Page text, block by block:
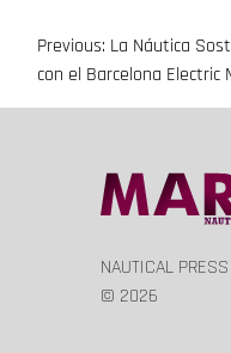
Navegación
Previous: La Náutica
con el Barcelona Electric
NAUTICAL PRESS
© 2026